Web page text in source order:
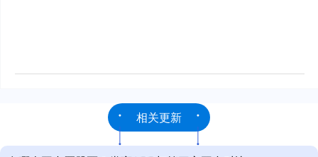
相关更新